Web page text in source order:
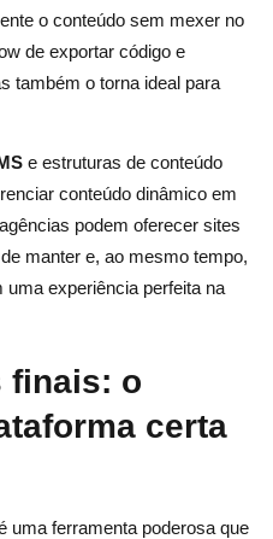
o conteúdo sem mexer no
de exportar código e
também o torna ideal para
e estruturas de conteúdo
conteúdo dinâmico em
podem oferecer sites
manter e, ao mesmo tempo,
experiência perfeita na
finais: o
certa
uma ferramenta poderosa que